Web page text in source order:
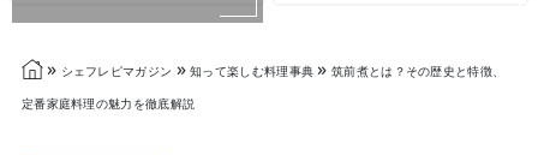
» シェフレピマガジン » 知って楽しむ料理事典 » 筑前煮とは？その歴史と特徴、
定番家庭料理の魅力を徹底解説